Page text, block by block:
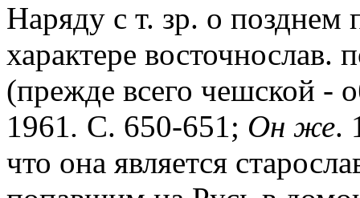
Наряду с т. зр. о
характере
(прежде всего чешской -
1961. С. 650-651; Он же.
что она является